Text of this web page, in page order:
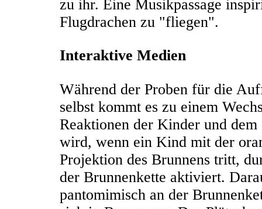
zu ihr. Eine Musikpassage
Flugdrachen zu "fliegen".
Interaktive Medien
Während der Proben für die
selbst kommt es zu einem
Reaktionen der Kinder und
wird, wenn ein Kind mit der
Projektion des Brunnens tritt,
der Brunnenkette aktiviert.
pantomimisch an der